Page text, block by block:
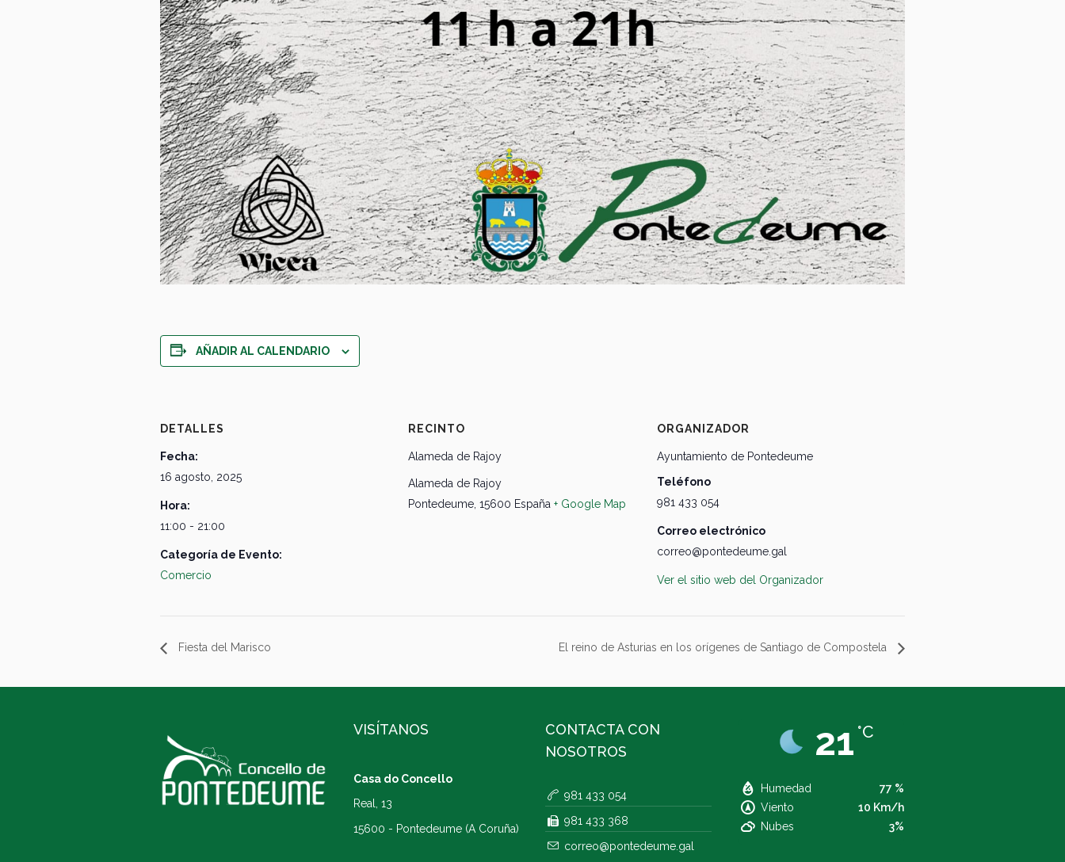
AÑADIR AL CALENDARIO
DETALLES
Fecha:
16 agosto, 2025
Hora:
11:00 - 21:00
Categoría de Evento:
Comercio
RECINTO
Alameda de Rajoy
Alameda de Rajoy
Pontedeume 15600 España + Google Map
ORGANIZADOR
Ayuntamiento de Pontedeume
Teléfono
981 433 054
Correo electrónico
correo@pontedeume.gal
Ver el sitio web del Organizador
Fiesta del Marisco El reino de Asturias en los orígenes de Santiago de Compostela
VISÍTANOS
Casa do Concello
Real, 13
15600 - Pontedeume (A Coruña)
CONTACTA CON
NOSOTROS
981 433 054
981 433 368
correo@pontedeume.gal
21 °C
Humedad
77 %
Viento
10 Km/h
Nubes
3%